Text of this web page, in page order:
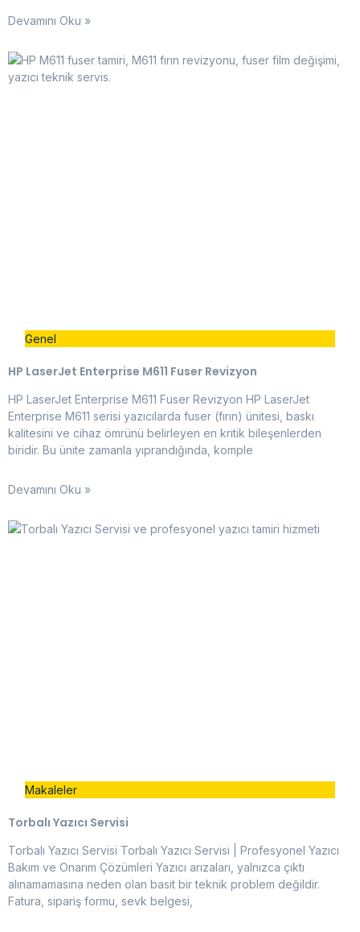
Devamını Oku »
Genel
HP LaserJet Enterprise M611 Fuser Revizyon
HP LaserJet Enterprise M611 Fuser Revizyon HP LaserJet
Enterprise M611 serisi yazıcılarda fuser (fırın) ünitesi, baskı
kalitesini ve cihaz ömrünü belirleyen en kritik bileşenlerden
biridir. Bu ünite zamanla yıprandığında, komple
Devamını Oku »
Makaleler
Torbalı Yazıcı Servisi
Torbalı Yazıcı Servisi Torbalı Yazıcı Servisi | Profesyonel Yazıcı
Bakım ve Onarım Çözümleri Yazıcı arızaları, yalnızca çıktı
alınamamasına neden olan basit bir teknik problem değildir.
Fatura, sipariş formu, sevk belgesi,